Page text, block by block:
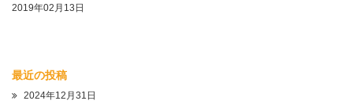
2019年02月13日
最近の投稿
2024年12月31日